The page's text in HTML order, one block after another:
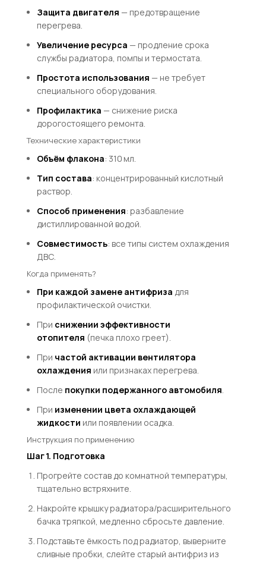
Защита двигателя — предотвращение
перегрева.
Увеличение ресурса — продление срока
службы радиатора, помпы и термостата.
Простота использования — не требует
специального оборудования.
Профилактика — снижение риска
дорогостоящего ремонта.
Технические характеристики
Объём флакона: 310 мл.
Тип состава: концентрированный кислотный
раствор.
Способ применения: разбавление
дистиллированной водой.
Совместимость: все типы систем охлаждения
ДВС.
Когда применять?
При каждой замене антифриза для
профилактической очистки.
При снижении эффективности
отопителя (печка плохо греет).
При частой активации вентилятора
охлаждения или признаках перегрева.
После покупки подержанного автомобиля.
При изменении цвета охлаждающей
жидкости или появлении осадка.
Инструкция по применению
Шаг 1. Подготовка
Прогрейте состав до комнатной температуры,
тщательно встряхните.
Накройте крышку радиатора/расширительного
бачка тряпкой, медленно сбросьте давление.
Подставьте ёмкость под радиатор, выверните
сливные пробки, слейте старый антифриз из